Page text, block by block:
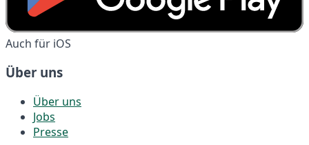
Auch für iOS
Über uns
Über uns
Jobs
Presse